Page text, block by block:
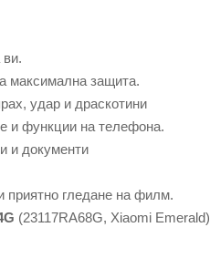
ви.
максимална защита.
удар и драскотини
и функции на телефона.
и документи
приятно гледане на филм.
(23117RA68G, Xiaomi Emerald)